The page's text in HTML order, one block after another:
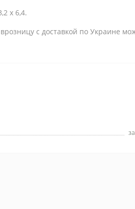
x 6,4.
с доставкой по Украине